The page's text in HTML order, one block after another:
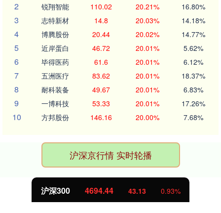
2 锐翔智能 110.02 20.21% 16.80%
3 志特新材 14.8 20.03% 14.18%
4 博腾股份 20.44 20.02% 14.77%
5 近岸蛋白 46.72 20.01% 5.62%
6 毕得医药 61.6 20.01% 6.12%
7 五洲医疗 83.62 20.01% 18.37%
8 耐科装备 49.67 20.01% 6.83%
9 一博科技 53.33 20.01% 17.26%
10 方邦股份 146.16 20.00% 7.68%
沪深京行情 实时轮播
沪深300 4694.44 43.13 0.93%